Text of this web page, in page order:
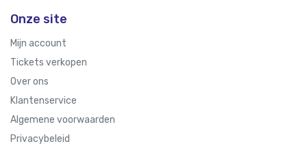
Onze site
Mijn account
Tickets verkopen
Over ons
Klantenservice
Algemene voorwaarden
Privacybeleid